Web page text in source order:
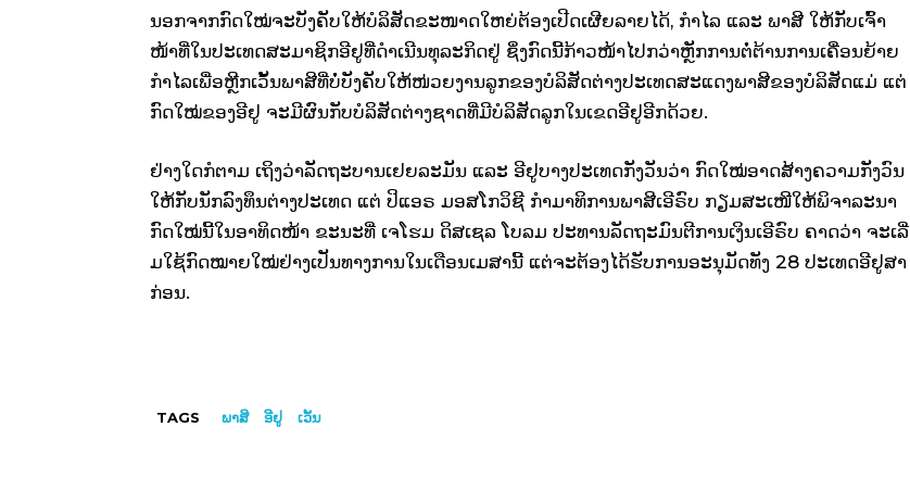
ນອກ​ຈາກ​ກົດ​ໃໝ່​ຈະ​ບັງຄັບ​ໃຫ້​ບໍລິສັດ​ຂະໜາ​ດ​ໃຫຍ່​ຕ້ອງ​ເປີດ​ເຜີຍ​ລາຍ​​ໄດ້, ກຳ​ໄລ ​ແລະ ພາສີ ​ໃຫ້​ກັບ​ເຈົ້າ​
ໜ້າ​ທີ່​ໃນ​ປະ​ເທດ​ສະມາຊິກ​ອີ​ຢູທີ່​ດຳ​ເນີນ​ທຸລະ​ກິດ​ຢູ່ ຊຶ່ງ​ກົດ​ນີ້​ກ້າວໜ້າ​ໄປ​ກວ່າ​ຫຼັກການ​ຕໍ່ຕ້ານ​ການ​ເຄື່ອນ​ຍ້າຍ​
ກຳ​ໄລ​ເພື່ອ​ຫຼີກເວັ້ນພາສີທີ່​ບໍ່​ບັງຄັບ​ໃຫ້​ໜ່ວຍ​ງານ​ລູກ​ຂອງ​ບໍລິສັດ​ຕ່າງປະ​ເທດສະ​ແດງ​ພາສີ​ຂອງ​ບໍລິສັດ​ແມ່ ​ແຕ່​
ກົດ​ໃໝ່​ຂອງ​ອີ​ຢູ ຈະ​ມີ​ຜົນ​ກັບ​ບໍລິສັດ​ຕ່າງ​ຊາດ​ທີ່​ມີ​ບໍລິສັດ​ລູກ​ໃນ​ເຂດ​ອີ​ຢູອີກ​ດ້ວຍ.
ຢ່າງ​ໃດ​ກໍ​ຕາມ ​ເຖິງ​ວ່າ​ລັດຖະບານ​ເຢຍລະ​ມັນ ​ແລະ ອີ​ຢູບາງ​ປະ​ເທດ​ກັງ​ວັນ​ວ່າ ກົດ​ໃໝ່​ອາດ​ສ້າງ​ຄວາມ​ກັງວົນ​
ໃຫ້​ກັບ​ນັກ​ລົງທຶນ​ຕ່າງປະ​ເທດ ​ແຕ່​ ປິ​ແອຣ ມອສ​ໂກ​ວິ​ຊີ ກຳມາ​ທິການ​ພາສີ​ເອີຣົບ ກຽມ​ສະ​ເໜີ​ໃຫ້​ພິຈາລະນາ​
ກົດ​ໃໝ່​ນີ້​ໃນ​ອາທິດ​ໜ້າ ຂະນະ​ທີ່​ ​ເຈ​ໂຮມ ດິສ​ເຊ​ລ ​ໂບລ​ມ ປະທານ​ລັດຖະມົນຕີ​ການ​ເງິນ​ເອີຣົບ ຄາດ​ວ່າ ຈະ​ເລີ່​
ມ​ໃຊ້​ກົດໝາຍ​ໃໝ່​ຢ່າງ​ເປັນ​ທາງ​ການ​ໃນ​ເດືອນ​ເມສາ​ນີ້ ​ແຕ່​ຈະ​ຕ້ອງ​ໄດ້​ຮັບ​ການ​ອະນຸມັດ​ທັງ 28 ປະ​ເທດ​ອີ​ຢູສາ
ກ່ອນ.
TAGS ພາສີ ອີ​ຢູ ເວັ້ນ